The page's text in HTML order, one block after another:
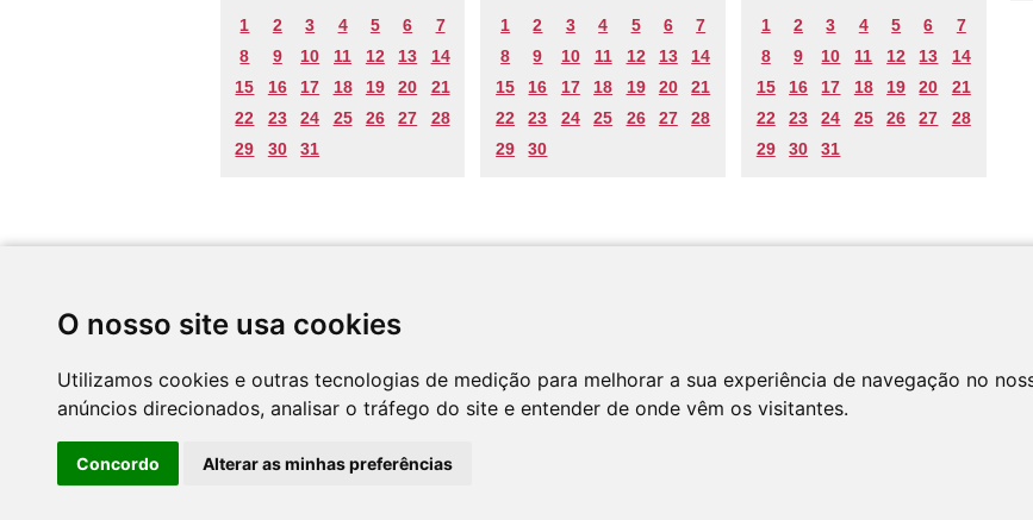
O nosso site usa cookies
Utilizamos cookies e outras tecnologias de medição para melhorar a sua experiência de navegação no
anúncios direcionados, analisar o tráfego do site e entender de onde vêm os visitantes.
Concordo Alterar as minhas preferências
1 2 3 4 5 6
7
8
9 10 11 12 13
14
15
16 17 18 19 20
21
22
23 24 25 26 27
28
29
30 31
1 2 3 4 5 6
7
8
9 10 11 12 13
14
15
16 17 18 19 20
21
22
23 24 25 26 27
28
29
30
1 2 3 4 5 6
7
8
9 10 11 12 13
14
15
16 17 18 19 20
21
22
23 24 25 26 27
28
29
30 31